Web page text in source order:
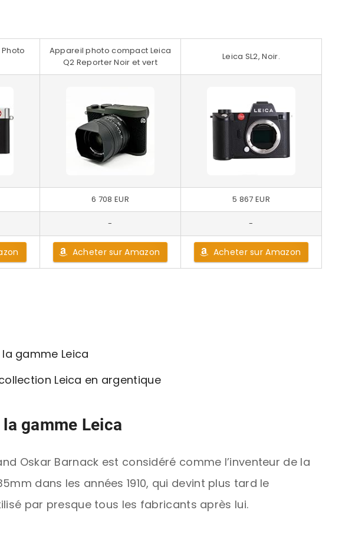
Appareil photo compact Leica
Q2 Reporter Noir et vert
Leica SL2, Noir.
6 708 EUR 5 867 EUR
- -
Acheter sur Amazon Acheter sur Amazon
gamme Leica
Leica en argentique
gamme Leica
Oskar Barnack est considéré comme l’inventeur de la
dans les années 1910, qui devint plus tard le
par presque tous les fabricants après lui.